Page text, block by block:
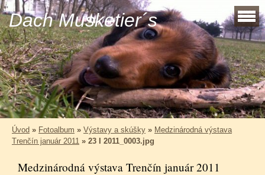
Dach Musketier´s
Úvod » Fotoalbum » Výstavy a skúšky » Medzinárodná výstava
Trenčín január 2011 » 23 I 2011_0003.jpg
Medzinárodná výstava Trenčín január 2011